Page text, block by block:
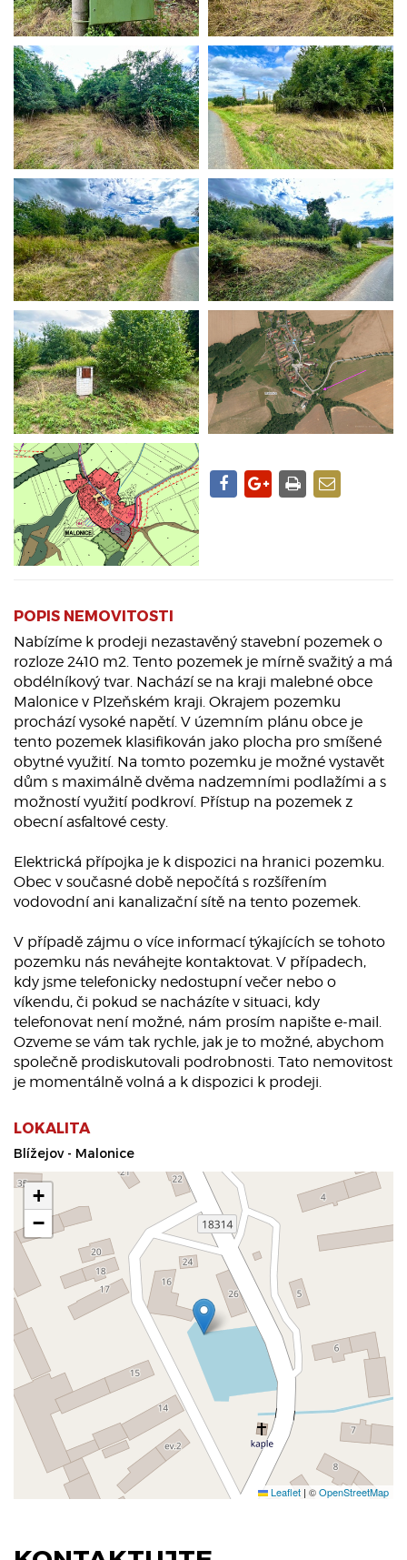
POPIS NEMOVITOSTI
Nabízíme k prodeji nezastavěný stavební pozemek o
rozloze 2410 m2. Tento pozemek je mírně svažitý a má
obdélníkový tvar. Nachází se na kraji malebné obce
Malonice v Plzeňském kraji. Okrajem pozemku
prochází vysoké napětí. V územním plánu obce je
tento pozemek klasifikován jako plocha pro smíšené
obytné využití. Na tomto pozemku je možné vystavět
dům s maximálně dvěma nadzemními podlažími a s
možností využití podkroví. Přístup na pozemek z
obecní asfaltové cesty.
Elektrická přípojka je k dispozici na hranici pozemku.
Obec v současné době nepočítá s rozšířením
vodovodní ani kanalizační sítě na tento pozemek.
V případě zájmu o více informací týkajících se tohoto
pozemku nás neváhejte kontaktovat. V případech,
kdy jsme telefonicky nedostupní večer nebo o
víkendu, či pokud se nacházíte v situaci, kdy
telefonovat není možné, nám prosím napište e-mail.
Ozveme se vám tak rychle, jak je to možné, abychom
společně prodiskutovali podrobnosti. Tato nemovitost
je momentálně volná a k dispozici k prodeji.
LOKALITA
Blížejov - Malonice
+
−
Leaflet | ©OpenStreetMap